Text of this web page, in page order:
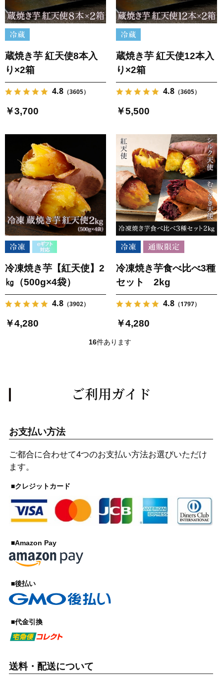
蔵焼き芋 紅天使8本入
り×2箱
4.8 （3605）
￥3,700
蔵焼き芋 紅天使12本入
り×2箱
4.8 （3605）
￥5,500
冷凍焼き芋【紅天使】2
㎏（500g×4袋）
4.8 （3902）
￥4,280
冷凍焼き芋食べ比べ3種
セット 2kg
4.8 （1797）
￥4,280
16件あります
ご利用ガイド
お支払い方法
ご都合に合わせて4つのお支払い方法お選びいただけ
ます。
■クレジットカード
■Amazon Pay
■後払い
■代金引換
送料・配送について